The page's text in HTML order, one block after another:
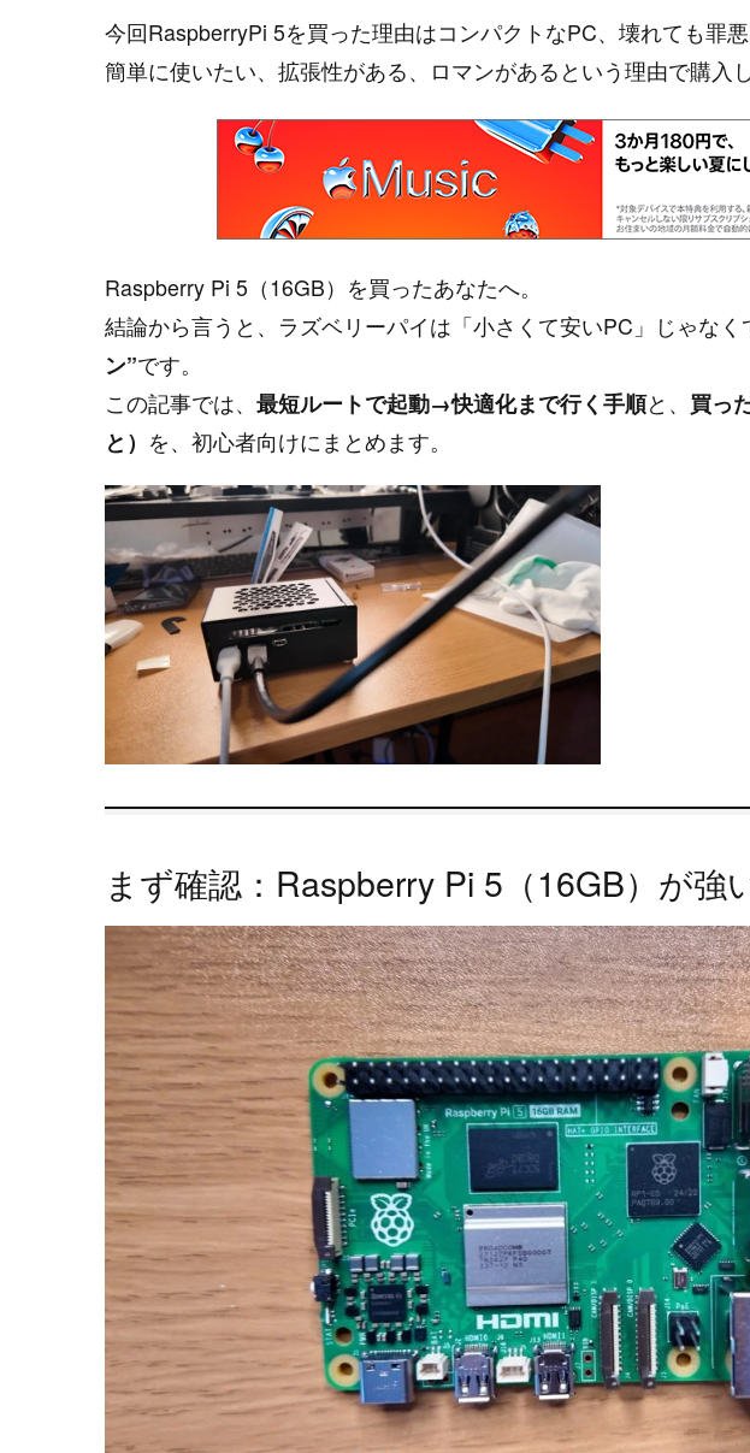
今回RaspberryPi 5を買った理由はコンパクトなPC、壊れても罪
簡単に使いたい、拡張性がある、ロマンがあるという理由で購入し
Raspberry Pi 5（16GB）を買ったあなたへ。
結論から言うと、ラズベリーパイは「小さくて安いPC」じゃなく
ン”です。
この記事では、 最短ルートで起動→快適化まで行く手順と、 買っ
と） を、初心者向けにまとめます。
まず確認：Raspberry Pi 5（16GB）が強